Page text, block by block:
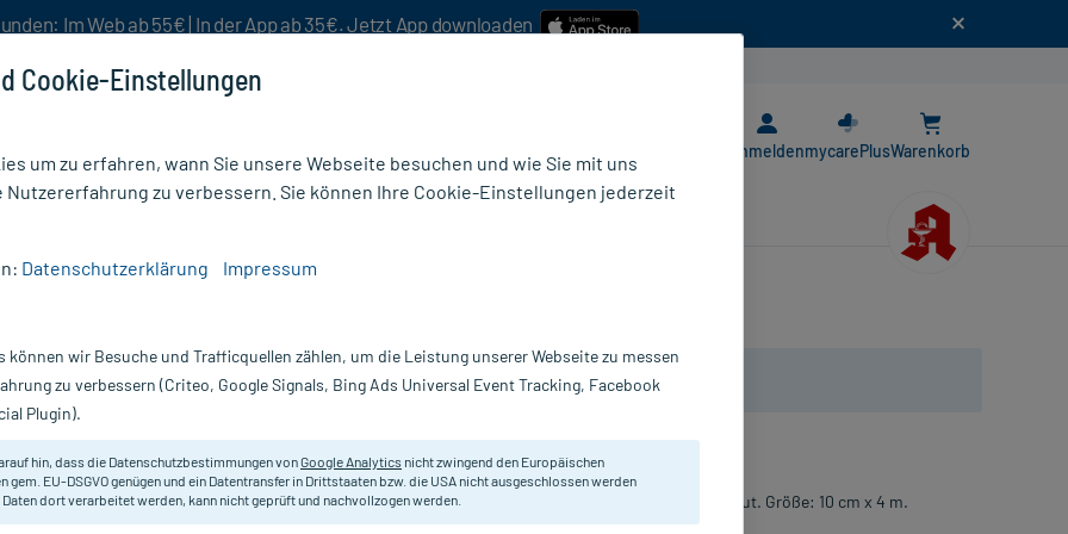
Im Web ab 55€ | In der App ab 35€. Jetzt App downloaden
AnmeldenmycarePlusWarenkorb
Nur für kurze Zeit:Gratis-Versand* ab 19€ Mindestbestellwert!
10 cm
Fink & Walter Verbandstoffe
Für Fixierverbände aller Art. Für Patienten mit empfindlicher Haut. Größe: 10 cm x 4 m.
Cookie-Einstellungen
um zu erfahren, wann Sie unsere Webseite besuchen und wie Sie mit uns
Nutzererfahrung zu verbessern. Sie können Ihre Cookie-Einstellungen jederzeit
Datenschutzerklärung Impressum
können wir Besuche und Trafficquellen zählen, um die Leistung unserer Webseite zu messen
zu verbessern (Criteo, Google Signals, Bing Ads Universal Event Tracking, Facebook
Plugin).
hin, dass die Datenschutzbestimmungen vonGoogle Analytics nicht zwingend den Europäischen
gem. EU-DSGVO genügen und ein Datentransfer in Drittstaaten bzw. die USA nicht ausgeschlossen werden
Daten dort verarbeitet werden, kann nicht geprüft und nachvollzogen werden.